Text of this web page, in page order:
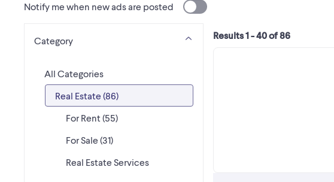
Notify me when new ads are posted
Category
All Categories
Real Estate (86)
For Rent (55)
For Sale (31)
Real Estate Services
Results 1 - 40 of 86